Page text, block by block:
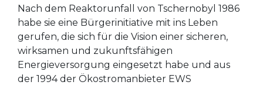
Nach dem Reaktorunfall von Tschernobyl 1986
habe sie eine Bürgerinitiative mit ins Leben
gerufen, die sich für die Vision einer sicheren,
wirksamen und zukunftsfähigen
Energieversorgung eingesetzt habe und aus
der 1994 der Ökostromanbieter EWS